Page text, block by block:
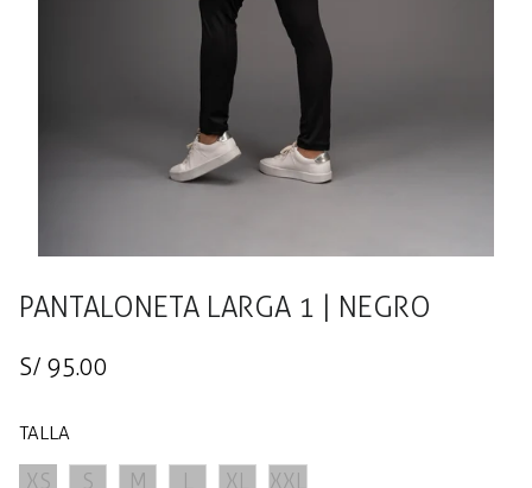
PANTALONETA LARGA 1 | NEGRO
Precio
S/ 95.00
TALLA
XS S M L XL XXL